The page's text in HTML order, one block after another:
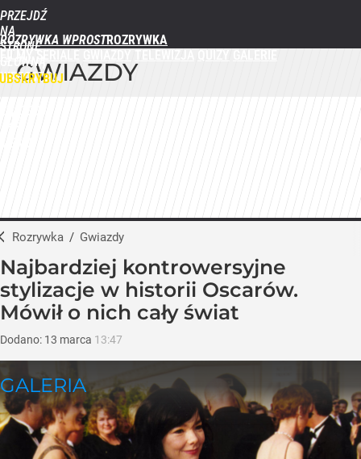
PRZEJDŹ
NA
STRONĘ
GŁÓWNĄ
WPROST.PL
ROZRYWKA WPROST
GWIAZDY
Rozrywka / Gwiazdy
Najbardziej kontrowersyjne
stylizacje w historii Oscarów.
Mówił o nich cały świat
Dodano: 13 marca 13:47